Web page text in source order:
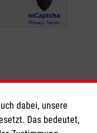
dabei, unsere
Das bedeutet,